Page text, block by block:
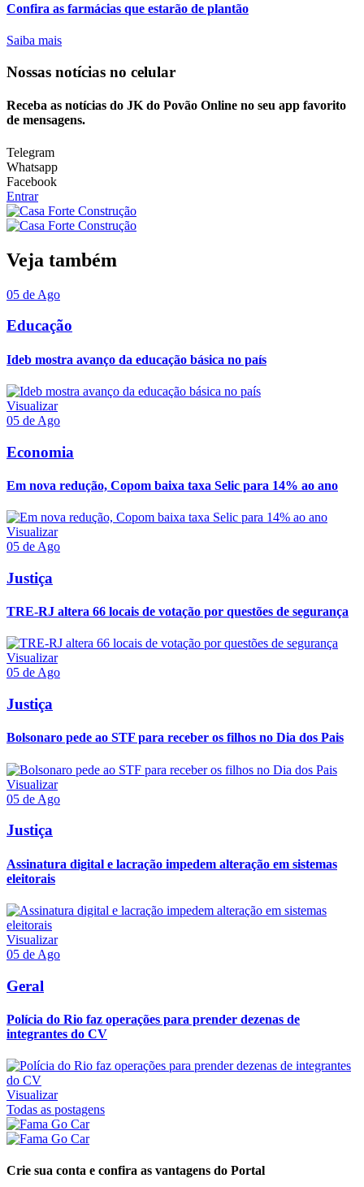
Confira as farmácias que estarão de plantão
Saiba mais
Nossas notícias no celular
Receba as notícias do JK do Povão Online no seu app favorito
de mensagens.
Telegram
Whatsapp
Facebook
Entrar
Veja também
05 de Ago
Educação
Ideb mostra avanço da educação básica no país
Visualizar
05 de Ago
Economia
Em nova redução, Copom baixa taxa Selic para 14% ao ano
Visualizar
05 de Ago
Justiça
TRE-RJ altera 66 locais de votação por questões de segurança
Visualizar
05 de Ago
Justiça
Bolsonaro pede ao STF para receber os filhos no Dia dos Pais
Visualizar
05 de Ago
Justiça
Assinatura digital e lacração impedem alteração em sistemas
eleitorais
Visualizar
05 de Ago
Geral
Polícia do Rio faz operações para prender dezenas de
integrantes do CV
Visualizar
Todas as postagens
Crie sua conta e confira as vantagens do Portal